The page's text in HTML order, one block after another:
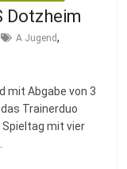
Dotzheim
A Jugend,
mit Abgabe von 3
Trainerduo
Spieltag mit vier